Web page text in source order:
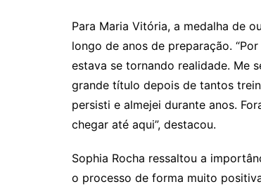
Para Maria Vitória, a medalha de
longo de anos de preparação.
estava se tornando realidade. Me
grande título depois de tantos
persisti e almejei durante anos.
chegar até aqui”, destacou.
Sophia Rocha ressaltou a
o processo de forma muito